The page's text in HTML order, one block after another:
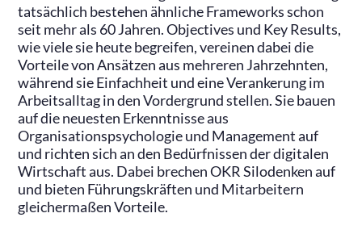
tatsächlich bestehen ähnliche Frameworks schon
seit mehr als 60 Jahren. Objectives und Key Results,
wie viele sie heute begreifen, vereinen dabei die
Vorteile von Ansätzen aus mehreren Jahrzehnten,
während sie Einfachheit und eine Verankerung im
Arbeitsalltag in den Vordergrund stellen. Sie bauen
auf die neuesten Erkenntnisse aus
Organisationspsychologie und Management auf
und richten sich an den Bedürfnissen der digitalen
Wirtschaft aus. Dabei brechen OKR Silodenken auf
und bieten Führungskräften und Mitarbeitern
gleichermaßen Vorteile.